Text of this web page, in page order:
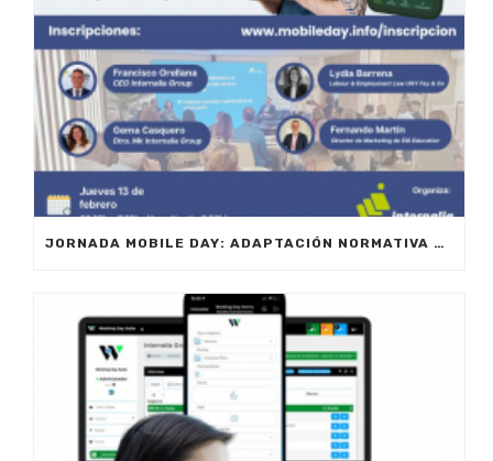
JORNADA MOBILE DAY: ADAPTACIÓN NORMATIVA 2025 – OPTIMIZA LA GESTIÓN DE EQUIPOS EN MOVILIDAD